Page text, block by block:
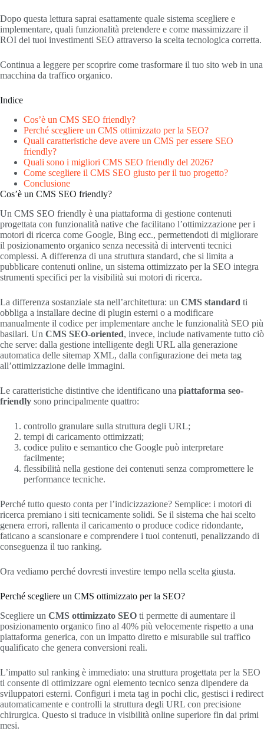
Dopo questa lettura saprai esattamente quale sistema scegliere e
implementare, quali funzionalità pretendere e come massimizzare il
ROI dei tuoi investimenti SEO attraverso la scelta tecnologica corretta.
Continua a leggere per scoprire come trasformare il tuo sito web in una
macchina da traffico organico.
Indice
Cos’è un CMS SEO friendly?
Perché scegliere un CMS ottimizzato per la SEO?
Quali caratteristiche deve avere un CMS per essere SEO
friendly?
Quali sono i migliori CMS SEO friendly del 2026?
Come scegliere il CMS SEO giusto per il tuo progetto?
Conclusione
Cos’è un CMS SEO friendly?
Un CMS SEO friendly è una piattaforma di gestione contenuti
progettata con funzionalità native che facilitano l’ottimizzazione per i
motori di ricerca come Google, Bing ecc., permettendoti di migliorare
il posizionamento organico senza necessità di interventi tecnici
complessi. A differenza di una struttura standard, che si limita a
pubblicare contenuti online, un sistema ottimizzato per la SEO integra
strumenti specifici per la visibilità sui motori di ricerca.
La differenza sostanziale sta nell’architettura: un CMS standard ti
obbliga a installare decine di plugin esterni o a modificare
manualmente il codice per implementare anche le funzionalità SEO più
basilari. Un CMS SEO-oriented, invece, include nativamente tutto ciò
che serve: dalla gestione intelligente degli URL alla generazione
automatica delle sitemap XML, dalla configurazione dei meta tag
all’ottimizzazione delle immagini.
Le caratteristiche distintive che identificano una piattaforma seo-
friendly sono principalmente quattro:
controllo granulare sulla struttura degli URL;
tempi di caricamento ottimizzati;
codice pulito e semantico che Google può interpretare
facilmente;
flessibilità nella gestione dei contenuti senza compromettere le
performance tecniche.
Perché tutto questo conta per l’indicizzazione? Semplice: i motori di
ricerca premiano i siti tecnicamente solidi. Se il sistema che hai scelto
genera errori, rallenta il caricamento o produce codice ridondante,
faticano a scansionare e comprendere i tuoi contenuti, penalizzando di
conseguenza il tuo ranking.
Ora vediamo perché dovresti investire tempo nella scelta giusta.
Perché scegliere un CMS ottimizzato per la SEO?
Scegliere un CMS ottimizzato SEO ti permette di aumentare il
posizionamento organico fino al 40% più velocemente rispetto a una
piattaforma generica, con un impatto diretto e misurabile sul traffico
qualificato che genera conversioni reali.
L’impatto sul ranking è immediato: una struttura progettata per la SEO
ti consente di ottimizzare ogni elemento tecnico senza dipendere da
sviluppatori esterni. Configuri i meta tag in pochi clic, gestisci i redirect
automaticamente e controlli la struttura degli URL con precisione
chirurgica. Questo si traduce in visibilità online superiore fin dai primi
mesi.